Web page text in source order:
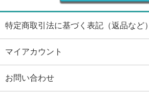
特定商取引法に基づく表記（返品など）
マイアカウント
お問い合わせ